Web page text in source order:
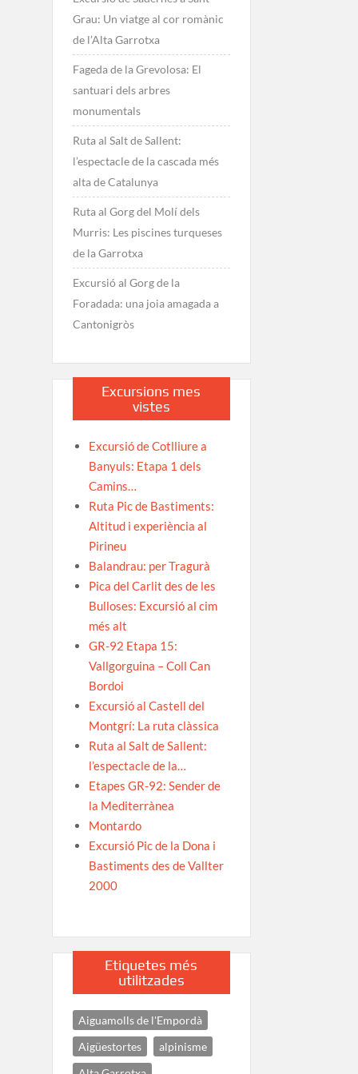
Grau: Un viatge al cor romànic
de l’Alta Garrotxa
Fageda de la Grevolosa: El
santuari dels arbres
monumentals
Ruta al Salt de Sallent:
l’espectacle de la cascada més
alta de Catalunya
Ruta al Gorg del Molí dels
Murris: Les piscines turqueses
de la Garrotxa
Excursió al Gorg de la
Foradada: una joia amagada a
Cantonigròs
Excursions mes
vistes
Excursió de Cotlliure a
Banyuls: Etapa 1 dels
Camins…
Ruta Pic de Bastiments:
Altitud i experiència al
Pirineu
Balandrau: per Tragurà
Pica del Carlit des de les
Bulloses: Excursió al cim
més alt
GR-92 Etapa 15:
Vallgorguina – Coll Can
Bordoi
Excursió al Castell del
Montgrí: La ruta clàssica
Ruta al Salt de Sallent:
l’espectacle de la…
Etapes GR-92: Sender de
la Mediterrànea
Montardo
Excursió Pic de la Dona i
Bastiments des de Vallter
2000
Etiquetes més
utilitzades
Aiguamolls de l'Empordà
Aigüestortes
alpinisme